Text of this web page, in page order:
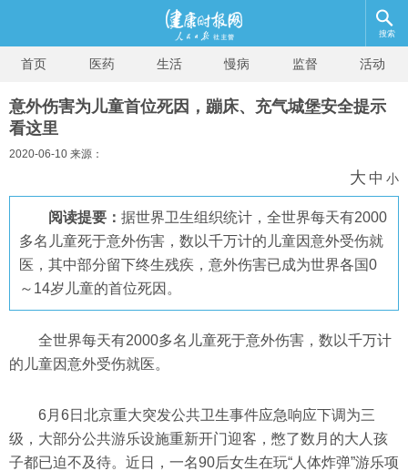
搜索
首页 医药 生活 慢病 监督 活动
意外伤害为儿童首位死因，蹦床、充气城堡安全提示
看这里
2020-06-10 来源：
大 中 小
阅读提要： 据世界卫生组织统计，全世界每天有2000
多名儿童死于意外伤害，数以千万计的儿童因意外受伤就
医，其中部分留下终生残疾，意外伤害已成为世界各国0
～14岁儿童的首位死因。
全世界每天有2000多名儿童死于意外伤害，数以千万计
的儿童因意外受伤就医。
6月6日北京重大突发公共卫生事件应急响应下调为三
级，大部分公共游乐设施重新开门迎客，憋了数月的大人孩
子都已迫不及待。近日，一名90后女生在玩“人体炸弹”游乐项